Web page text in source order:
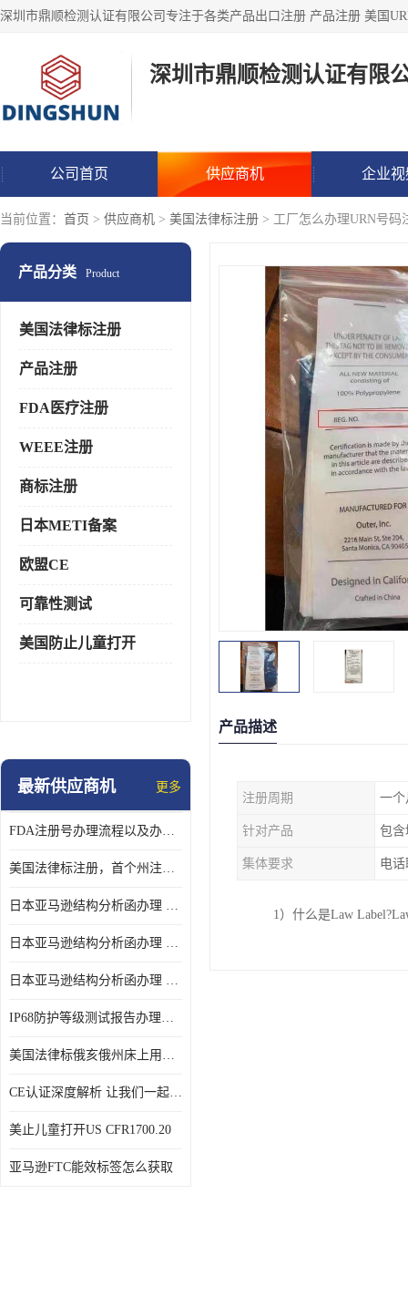
深圳市鼎顺检测认证有限
公司首页 供应商机 企业视
当前位置： 首页 > 供应商机 > 美国法律标注册 > 工厂怎么办理URN号码
产品分类 Product
美国法律标注册
产品注册
FDA医疗注册
WEEE注册
商标注册
日本METI备案
欧盟CE
可靠性测试
美国防止儿童打开
最新供应商机 更多
FDA注册号办理流程以及办理周期是多久
美国法律标注册，首个州注册该如何选择
日本亚马逊结构分析函办理 日本亚马逊 电饭煲
日本亚马逊结构分析函办理 日本亚马逊 热水壶等；
日本亚马逊结构分析函办理 日本亚马逊 果汁搅拌机
IP68防护等级测试报告办理标准要求
美国法律标俄亥俄州床上用品许可证讲解！
CE认证深度解析 让我们一起来认识CE认证
美止儿童打开US CFR1700.20
亚马逊FTC能效标签怎么获取
产品描述
注册周期 一个
针对产品 包含
集体要求 电
1）什么是Law